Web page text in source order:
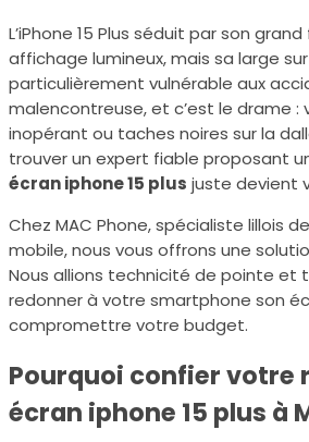
L’iPhone 15 Plus séduit par son
affichage lumineux, mais sa large
particulièrement vulnérable aux
malencontreuse, et c’est le drame :
inopérant ou taches noires sur la
trouver un expert fiable proposant
écran iphone 15 plus juste devient
Chez MAC Phone, spécialiste lillois
mobile, nous vous offrons une
Nous allions technicité de pointe et
redonner à votre smartphone son
compromettre votre budget.
Pourquoi confier votre
écran iphone 15 plus à